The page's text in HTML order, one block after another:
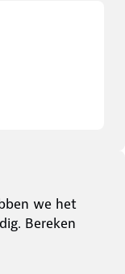
we het
Bereken